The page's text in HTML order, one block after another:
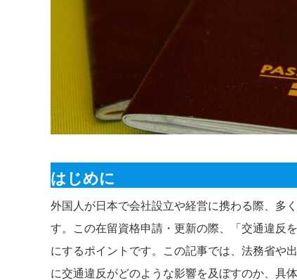
はじめに
外国人が日本で会社設立や経営に携わる際、多
す。この在留資格申請・更新の際、「交通違反
にするポイントです。この記事では、法務省や
に交通違反がどのような影響を及ぼすのか、具